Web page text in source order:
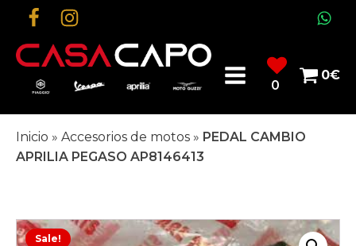
0
0€
Inicio » Accesorios de motos » PEDAL CAMBIO
APRILIA PEGASO AP8146413
Sale!